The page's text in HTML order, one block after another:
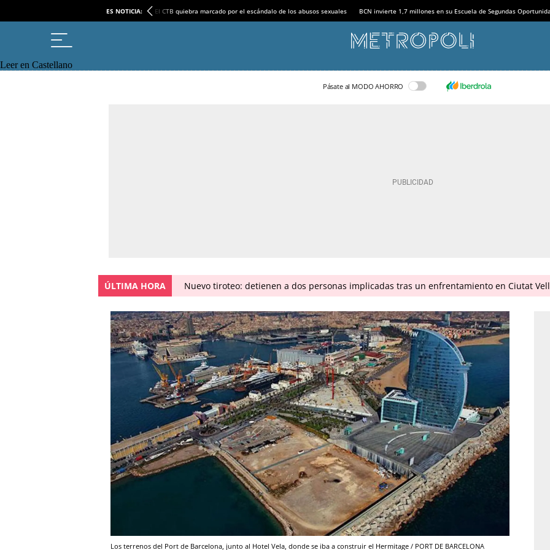
ES NOTICIA: El CTB quiebra marcado por el escándalo de los abusos sexuales BCN invierte 1,7 millones en su Escuela de Segundas
Leer en Castellano
Pásate al MODO AHORRO
ÚLTIMA HORA Nuevo tiroteo: detienen a dos personas implicadas tras un enfrentamiento en Ciutat
Los terrenos del Port de Barcelona, junto al Hotel Vela, donde se iba a construir el Hermitage / PORT DE BARCELONA